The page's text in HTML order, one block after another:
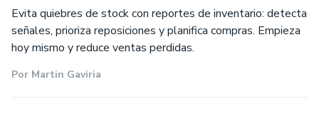
Evita quiebres de stock con reportes de inventario: detecta
señales, prioriza reposiciones y planifica compras. Empieza
hoy mismo y reduce ventas perdidas.
Por Martin Gaviria